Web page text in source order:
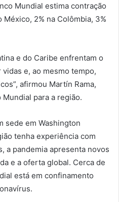
Mundial estima contração
2% na Colômbia, 3%
e do Caribe enfrentam o
e, ao mesmo tempo,
afirmou Martín Rama,
para a região.
sede em Washington
tenha experiência com
a pandemia apresenta novos
e a oferta global. Cerca de
está em confinamento